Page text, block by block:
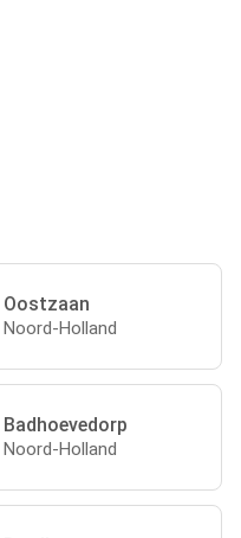
Oostzaan
Noord-Holland
Badhoevedorp
Noord-Holland